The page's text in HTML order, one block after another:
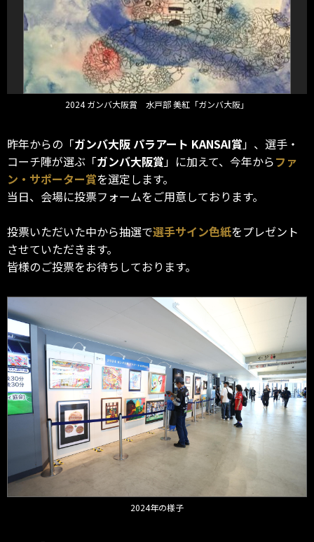
2024 ガンバ大阪賞 水戸部 美紅「ガンバ大阪」
昨年からの「ガンバ大阪 パラアート KANSAI賞 」、選手・
コーチ陣が選ぶ「ガンバ大阪賞 」に加えて、今年からファ
ン・サポーター賞を選定します。
当日、会場に投票フォームをご用意しております。
投票いただいた中から抽選で選手サイン色紙をプレゼント
させていただきます。
皆様のご投票をお待ちしております。
2024年の様子